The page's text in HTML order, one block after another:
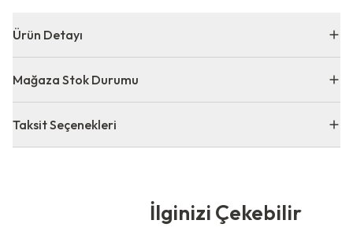
Ürün Detayı
Mağaza Stok Durumu
Taksit Seçenekleri
İlginizi Çekebilir